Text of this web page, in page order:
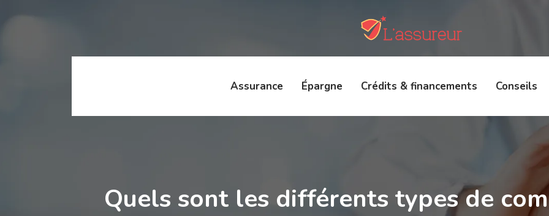
Assurance Épargne Crédits & financements Conseils
Quels sont les différents types de